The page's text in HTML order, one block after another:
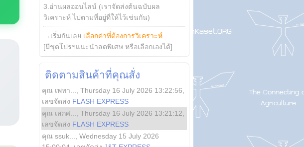
3.อ่านผลออนไลน์ (เราจัดส่งต้นฉบับผล
วิเคราะห์ ไปตามที่อยู่ที่ให้ไว้เช่นกัน)
→เริ่มกันเลย เลือกค่าที่ต้องการวิเคราะห์
[มีชุดโปรฯแนะนำลดพิเศษ หรือเลือกเองได้]
ติดตามสินค้าที่คุณสั่ง
คุณ เพทา... Thursday 16 July 2026 13:22:56
เลขจัดส่ง FLASH EXPRESS
คุณ เสกศ...
Thursday 16 July 2026 13:21:12
เลขจัดส่ง FLASH EXPRESS
คุณ ssuk...
Wednesday 15 July 2026